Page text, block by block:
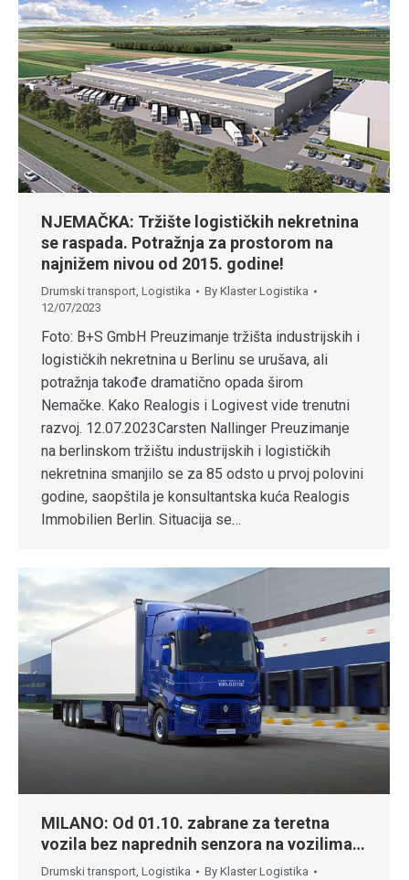
NJEMAČKA: Tržište logističkih nekretnina
se raspada. Potražnja za prostorom na
najnižem nivou od 2015. godine!
Drumski transport, Logistika By Klaster Logistika
12/07/2023
Foto: B+S GmbH Preuzimanje tržišta industrijskih i
logističkih nekretnina u Berlinu se urušava, ali
potražnja takođe dramatično opada širom
Nemačke. Kako Realogis i Logivest vide trenutni
razvoj. 12.07.2023Carsten Nallinger Preuzimanje
na berlinskom tržištu industrijskih i logističkih
nekretnina smanjilo se za 85 odsto u prvoj polovini
godine, saopštila je konsultantska kuća Realogis
Immobilien Berlin. Situacija se…
MILANO: Od 01.10. zabrane za teretna
vozila bez naprednih senzora na vozilima…
Drumski transport, Logistika By Klaster Logistika